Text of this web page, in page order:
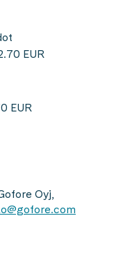
EUR
EUR
Oyj,